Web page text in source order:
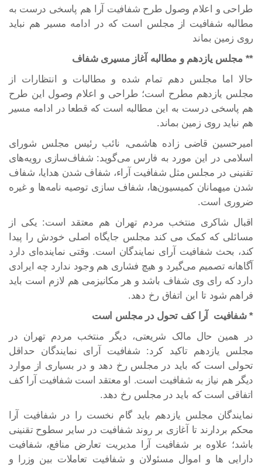
طراحی و اعلام وصول طرح شفافیت آرا هم پاسخی درست به
مطالبه شفافیت از مجلس است که در ادامه مسیر هم نباید
روی زمین بماند
** مجلس یازدهم و مطالبه آغاز مسیری شفاف
حالا اما مجلس دهم تمام شده و مطالبات و انتظارات از
مجلس یازدهم مطرح است؛ طراحی و اعلام وصول این طرح
هم پاسخی درست به این مطالبه است که قطعا در ادامه مسیر
هم نباید روی زمین بماند.
امیرحسین قاضی زاده هاشمی، نائب رئیس مجلس شورای
اسلامی در این مورد به فارس می‌گوید: شفاف‌سازی رویه‌های
تقنینی در مجلس مثل شفافیت آراء، شفاف شدن هدایا، شفاف
شدن میهمانان کمیسیون‌ها، شفاف سازی توصیه نامه‌ها و غیره
ضروری است.
اقبال شاکری منتخب مردم تهران هم معتقد است: یکی از
مسائلی که کمک می کند مجلس جایگاه اصلی خودش را پیدا
کند، بحث شفافیت آرای نمایندگان است. وقتی نماینده‌ای دارد
آگاهانه تصمیم می‌گیرد و هیچ فشاری هم وجود ندارد چه ایرادی
دارد که رای وی شفاف باشد و هر مکانیزمی هم لازم است باید
فراهم شود تا این اتفاق رخ دهد.
* شفافیت آرا کف تحول در مجلس است
در همین حال مالک شریعتی، دیگر منتخب مردم تهران در
مجلس یازدهم تاکید کرد: شفافیت آرای نمایندگان حداقل
تحولی است که باید در مجلس رخ دهد و در بسیاری از موارد
دیگر هم نیاز به شفافیت است. او معتقد است شفافیت آرا کف
اتفاقی است که باید در مجلس رخ دهد.
نمایندگان مجلس یازدهم باید گام نخست را در شفافیت آرا
محکم بردارند تا آغازی بر روند شفافیت در سایر سطوح تقنینی
باشد؛ علاوه بر شفافیت آرا مدیریت تعارض منافع، شفافیت
دارایی ها و اموال مسئولان و شفافیت تعاملات بین وزرا و